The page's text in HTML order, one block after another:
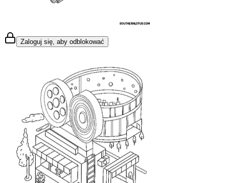
Zaloguj się, aby odblokować